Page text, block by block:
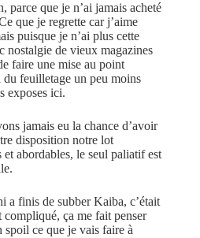
parce que je n’ai jamais acheté
que je regrette car j’aime
puisque je n’ai plus cette
nostalgie de vieux magazines
faire une mise au point
feuilletage un peu moins
exposes ici.
jamais eu la chance d’avoir
disposition notre lot
et abordables, le seul paliatif est
a finis de subber Kaiba, c’était
compliqué, ça me fait penser
ce que je vais faire à